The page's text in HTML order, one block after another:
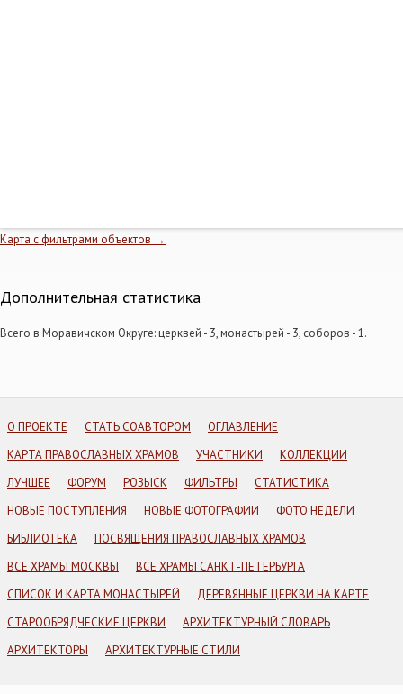
Карта с фильтрами объектов →
Дополнительная статистика
Всего в Моравичском Округе: церквей - 3, монастырей - 3, соборов - 1.
О ПРОЕКТЕ СТАТЬ СОАВТОРОМ
ОГЛАВЛЕНИЕ
КАРТА ПРАВОСЛАВНЫХ ХРАМОВ
УЧАСТНИКИ
КОЛЛЕКЦИИ
ЛУЧШЕЕ
ФОРУМ РОЗЫСК ФИЛЬТРЫ
СТАТИСТИКА
НОВЫЕ ПОСТУПЛЕНИЯ
НОВЫЕ ФОТОГРАФИИ
ФОТО НЕДЕЛИ
БИБЛИОТЕКА
ПОСВЯЩЕНИЯ ПРАВОСЛАВНЫХ ХРАМОВ
ВСЕ ХРАМЫ МОСКВЫ
ВСЕ ХРАМЫ САНКТ-ПЕТЕРБУРГА
СПИСОК И КАРТА МОНАСТЫРЕЙ
ДЕРЕВЯННЫЕ ЦЕРКВИ НА КАРТЕ
СТАРООБРЯДЧЕСКИЕ ЦЕРКВИ
АРХИТЕКТУРНЫЙ СЛОВАРЬ
АРХИТЕКТОРЫ
АРХИТЕКТУРНЫЕ СТИЛИ